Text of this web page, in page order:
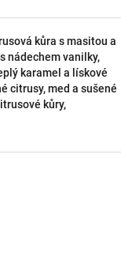
kůra s masitou a
nádechem vanilky,
karamel a lískové
citrusy, med a sušené
kůry,